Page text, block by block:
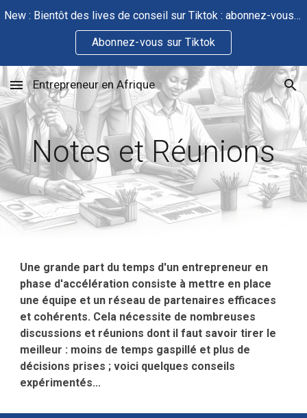
New : Bientôt des lives de conseil sur Tiktok : abonnez-vous pour que j'arrive à 1000 abonnés
Abonnez-vous sur Tiktok
Entrepreneur en Afrique
Notes et Réunions
Une grande part du temps d'un entrepreneur en
phase d'accélération consiste à mettre en place
une équipe et un réseau de partenaires efficaces
et cohérents. Cela nécessite de nombreuses
discussions et réunions dont il faut savoir tirer le
meilleur : moins de temps gaspillé et plus de
décisions prises ; voici quelques conseils
expérimentés...